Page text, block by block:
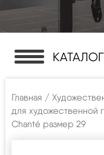
КАТАЛОГ
Главная /
для художественной
Chanté размер 29